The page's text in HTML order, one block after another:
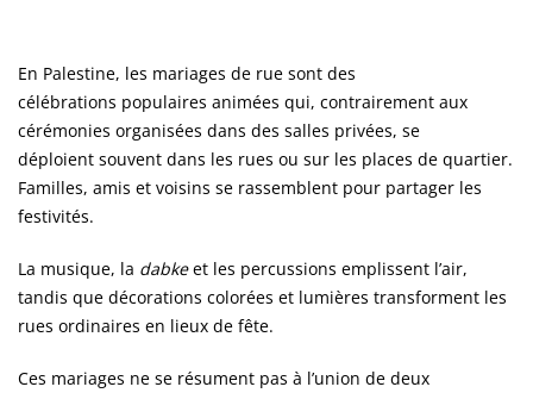
En Palestine, les mariages de rue sont des
célébrations populaires animées qui, contrairement aux
cérémonies organisées dans des salles privées, se
déploient souvent dans les rues ou sur les places de quartier.
Familles, amis et voisins se rassemblent pour partager les
festivités.
La musique, la dabkeet les percussions emplissent l’air,
tandis que décorations colorées et lumières transforment les
rues ordinaires en lieux de fête.
Ces mariages ne se résument pas à l’union de deux